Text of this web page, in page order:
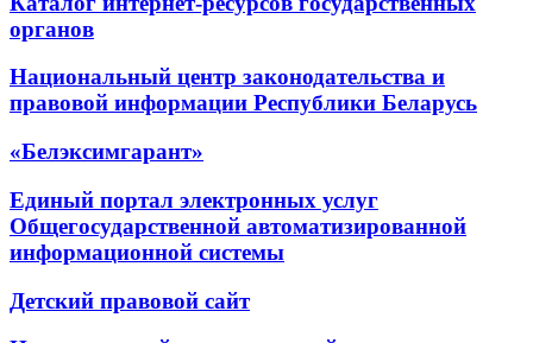
органов
Национальный центр законодательства и
правовой информации Республики Беларусь
«Белэксимгарант»
Единый портал электронных услуг
Общегосударственной автоматизированной
информационной системы
Детский правовой сайт